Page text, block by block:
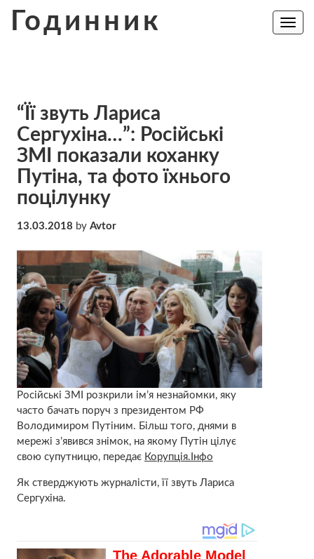
Годинник
Toggle
“Її звуть Лариса
Сергухіна…”: Російські
ЗМІ показали коханку
Путіна, та фото їхнього
поцілунку
13.03.2018 by Avtor
Російські ЗМІ розкрили ім’я незнайомки, яку
часто бачать поруч з президентом РФ
Володимиром Путіним. Більш того, днями в
мережі з’явився знімок, на якому Путін цілує
свою супутницю, передає Корупція.Інфо
Як стверджують журналісти, її звуть Лариса
Сергухіна.